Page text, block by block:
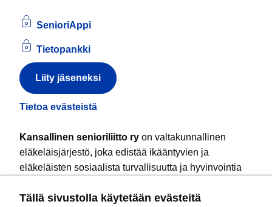
Tällä sivustolla käytetään evästeitä
SenioriAppi
Tietopankki
Liity jäseneksi
Tietoa evästeistä
Kansallinen senioriliitto ry on valtakunnallinen
eläkeläisjärjestö, joka edistää ikääntyvien ja
eläkeläisten sosiaalista turvallisuutta ja hyvinvointia
noudattaen. Liitto on puolueisiin kuulumaton.